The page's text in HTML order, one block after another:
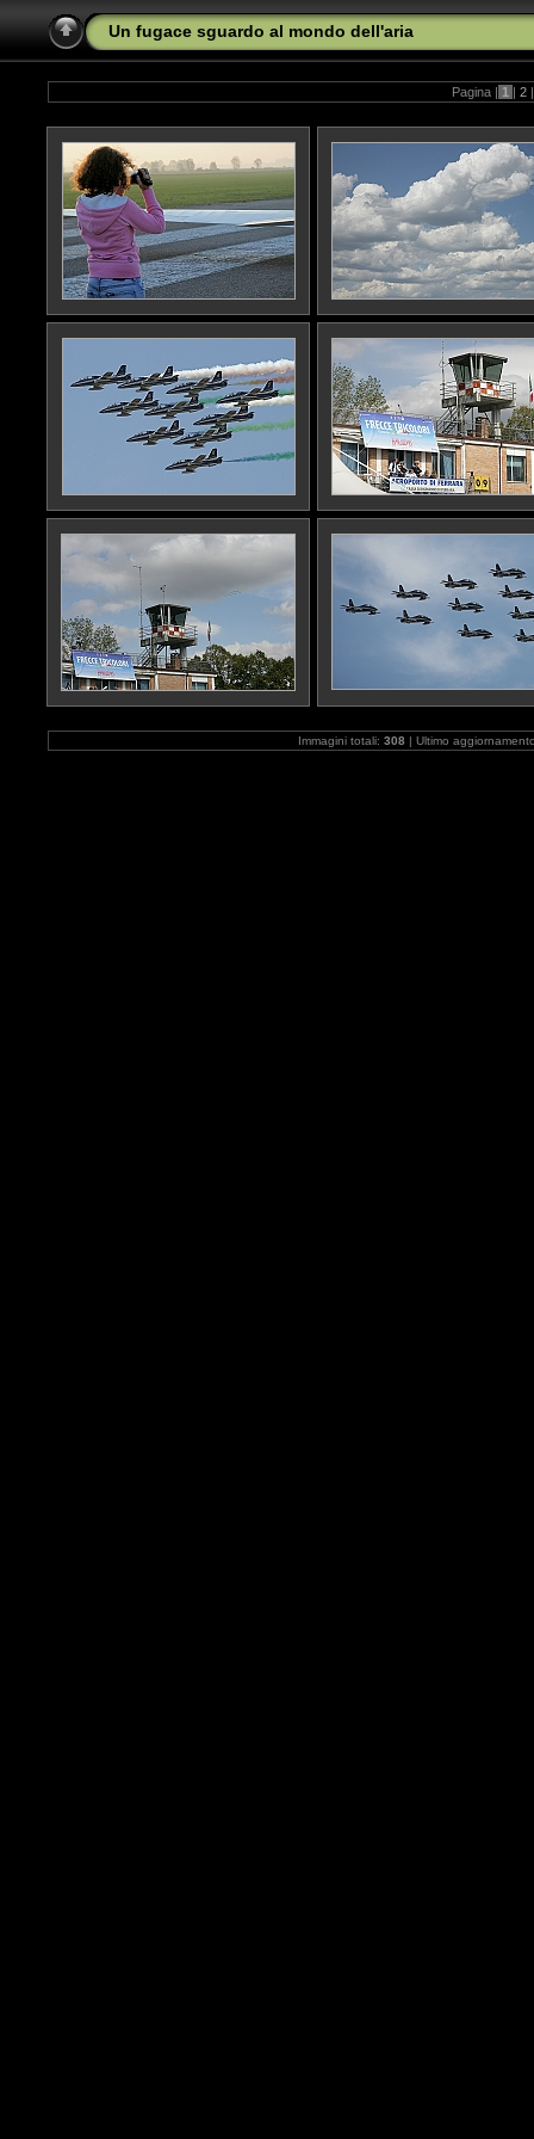
Un fugace sguardo al mondo dell'aria
Pagina | 1 | 2 |
Immagini totali: 308 | Ultimo